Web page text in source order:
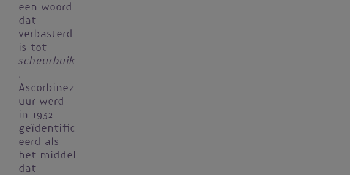
een woord
dat
verbasterd
is tot
scheurbuik
.
Ascorbinez
uur werd
in 1932
geïdentific
eerd als
het middel
dat